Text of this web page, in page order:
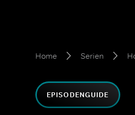
Home Serien
EPISODENGUIDE